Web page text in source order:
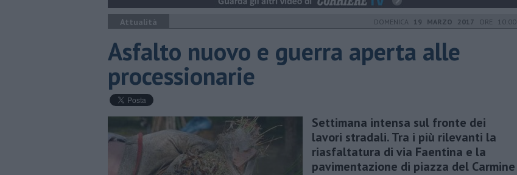
Attualità DOMENICA 19 MARZO 2017 ORE 10:00
​Asfalto nuovo e guerra aperta alle
processionarie
Settimana intensa sul fronte dei
lavori stradali. Tra i più rilevanti la
riasfaltatura di via Faentina e la
pavimentazione di piazza del Carmine